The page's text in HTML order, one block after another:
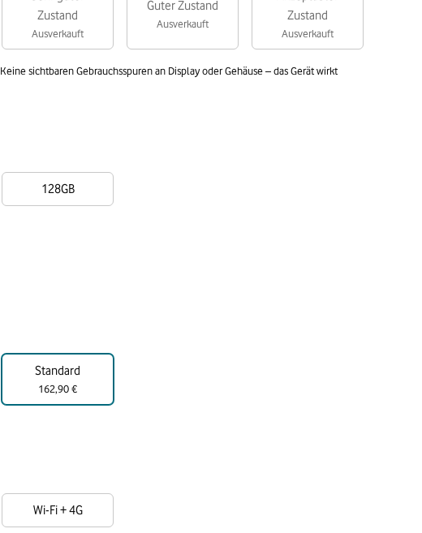
Zustand
Ausverkauft
Guter Zustand
Ausverkauft
Zustand
Ausverkauft
Keine sichtbaren Gebrauchsspuren an Display oder Gehäuse – das Gerät wirkt
128GB
Standard
162,90 €
Wi-Fi + 4G